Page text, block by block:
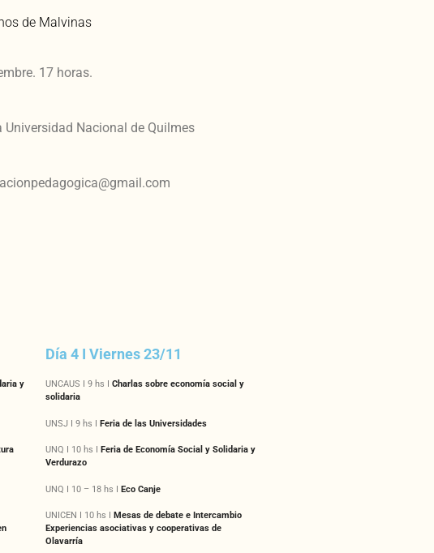
de Malvinas
17 horas.
Universidad Nacional de Quilmes
y
Día 4 I Viernes 23/11
UNCAUS I 9 hs I Charlas sobre economía social y
solidaria
UNSJ I 9 hs I Feria de las Universidades
UNQ I 10 hs I Feria de Economía Social y Solidaria y
Verdurazo
UNQ I 10 – 18 hs I Eco Canje
UNICEN I 10 hs I Mesas de debate e Intercambio
Experiencias asociativas y cooperativas de
Olavarría